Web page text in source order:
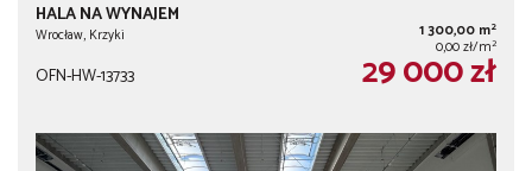
HALA NA WYNAJEM
Wrocław, Krzyki 1 300,00 m2
0,00 zł/m2
OFN-HW-13733 29 000 zł